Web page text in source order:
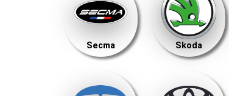
Secma Skoda